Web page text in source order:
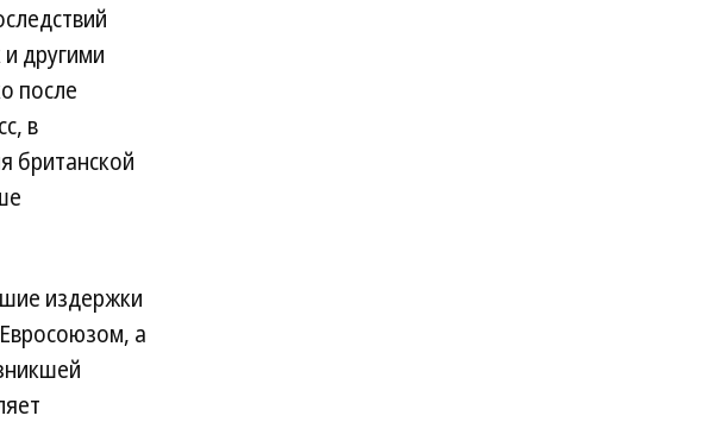
другими
после
в
британской
издержки
а